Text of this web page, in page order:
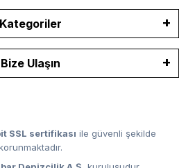
Kategoriler
Bize Ulaşın
SSL sertifikası ile güvenli şekilde